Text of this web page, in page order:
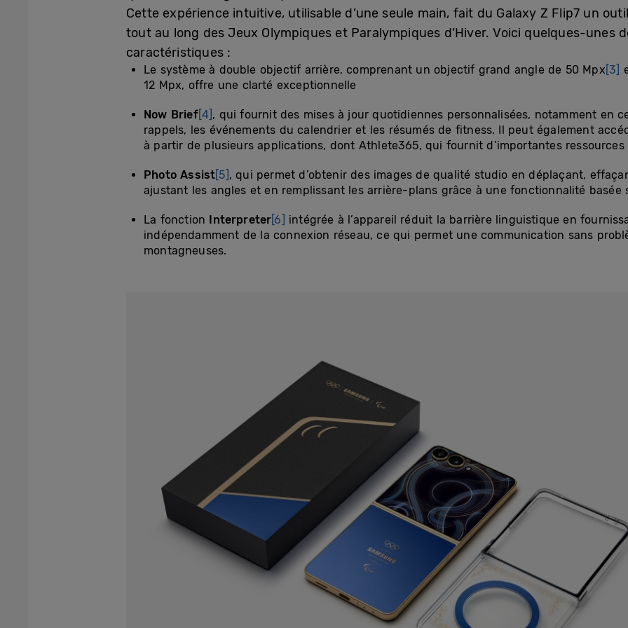
Cette expérience intuitive, utilisable d’une seule main, fait du Galaxy Z Flip7 un
tout au long des Jeux Olympiques et Paralympiques d’Hiver. Voici quelques-unes
caractéristiques :
Le système à double objectif arrière, comprenant un objectif grand angle de 50 Mpx [3]
12 Mpx, offre une clarté exceptionnelle
Now Brief[4] , qui fournit des mises à jour quotidiennes personnalisées, notamment en
rappels, les événements du calendrier et les résumés de fitness. Il peut également
à partir de plusieurs applications, dont Athlete365, qui fournit d’importantes
Photo Assist[5] , qui permet d’obtenir des images de qualité studio en déplaçant,
ajustant les angles et en remplissant les arrière-plans grâce à une fonctionnalité basée
La fonction Interpreter[6] intégrée à l’appareil réduit la barrière linguistique en
indépendamment de la connexion réseau, ce qui permet une communication sans
montagneuses.